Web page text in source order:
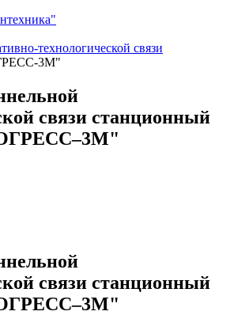
технологической связи
3М"
связи станционный
связи станционный